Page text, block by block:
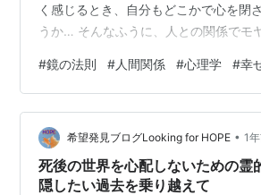
く感じるとき、自分もどこかで心を閉
うか… そんなふうに、人との関係でモ
う心の法則は、 少し意識を変えるだけ
さしく、 そして心地よくしてくれるヒ
今日は、「相手は鏡」という考え方の
みについてお話ししたいと思います。
を日常生活でどう活かしていけばいい
い方法についても触れたいと思…
#鏡の法則 #人間関係 #心理学 #幸
希望発見ブログLooking for HOPE • 1
死後の世界を心配しないための霊
隠したい過去を乗り越えて